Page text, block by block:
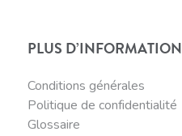
PLUS D’INFORMATION
Conditions générales
Politique de confidentialité
Glossaire